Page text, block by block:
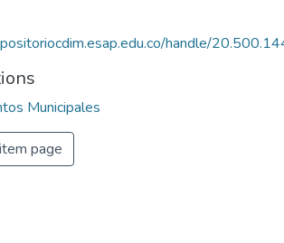
handle/
Municipales
page